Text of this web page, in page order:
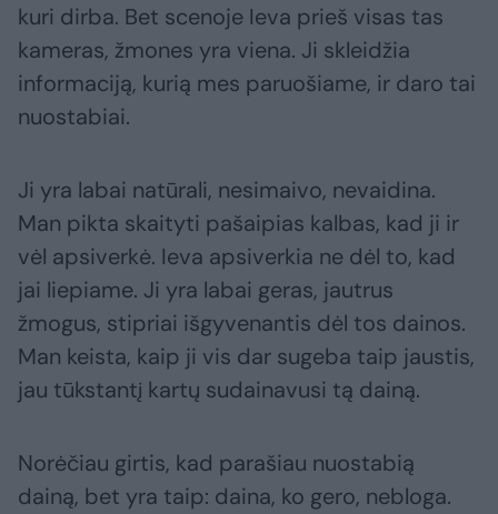
kuri dirba. Bet scenoje Ieva prieš visas tas
kameras, žmones yra viena. Ji skleidžia
informaciją, kurią mes paruošiame, ir daro tai
nuostabiai.
Ji yra labai natūrali, nesimaivo, nevaidina.
Man pikta skaityti pašaipias kalbas, kad ji ir
vėl apsiverkė. Ieva apsiverkia ne dėl to, kad
jai liepiame. Ji yra labai geras, jautrus
žmogus, stipriai išgyvenantis dėl tos dainos.
Man keista, kaip ji vis dar sugeba taip jaustis,
jau tūkstantį kartų sudainavusi tą dainą.
Norėčiau girtis, kad parašiau nuostabią
dainą, bet yra taip: daina, ko gero, nebloga.